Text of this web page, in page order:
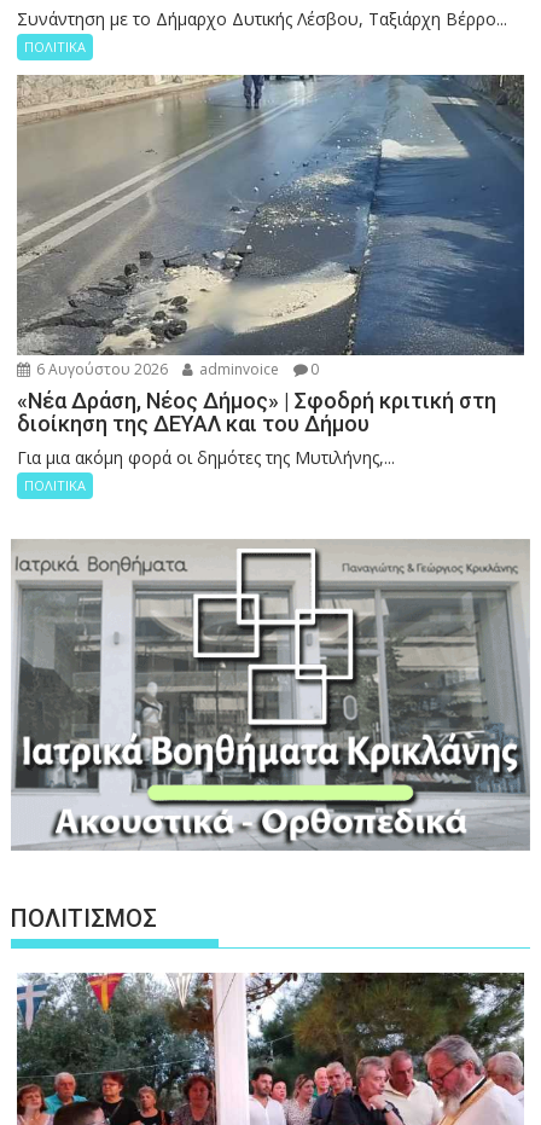
Συνάντηση με το Δήμαρχο Δυτικής Λέσβου, Ταξιάρχη Βέρρο...
ΠΟΛΙΤΙΚΑ
6 Αυγούστου 2026 adminvoice 0
«Νέα Δράση, Νέος Δήμος» | Σφοδρή κριτική στη
διοίκηση της ΔΕΥΑΛ και του Δήμου
Για μια ακόμη φορά οι δημότες της Μυτιλήνης,...
ΠΟΛΙΤΙΚΑ
ΠΟΛΙΤΙΣΜΟΣ